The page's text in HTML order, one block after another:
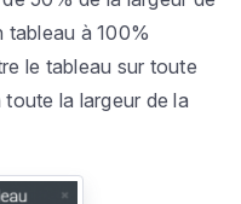
tableau à 100%
le tableau sur toute
la largeur de la